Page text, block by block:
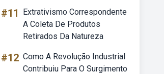
#11
Extrativismo Correspondente
A Coleta De Produtos
Retirados Da Natureza
#12 Como A Revolução Industrial
Contribuiu Para O Surgimento